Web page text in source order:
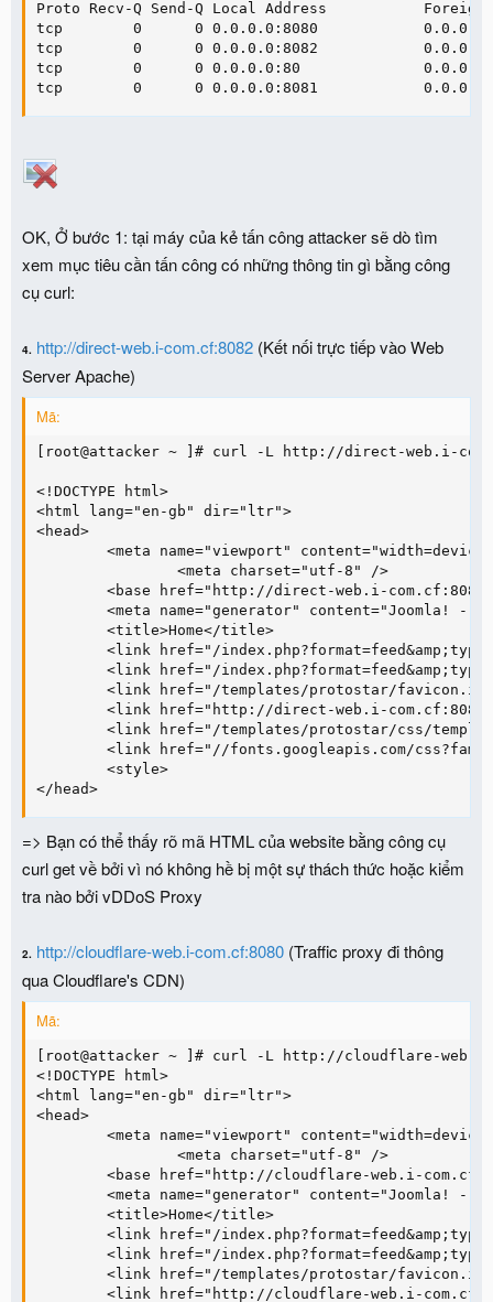
Proto Recv-Q Send-Q Local Address
tcp        0      0 0.0.0.0:8080
tcp        0      0 0.0.0.0:8082
tcp        0      0 0.0.0.0:80              0.0.0.0:*
tcp        0      0 0.0.0.0:8081
OK, Ở bước 1: tại máy của kẻ tấn công attacker sẽ dò tìm
xem mục tiêu cần tấn công có những thông tin gì bằng công
cụ curl:
4. http://direct-web.i-com.cf:8082 (Kết nối trực tiếp vào Web
Server Apache)
Mã:
[root@attacker ~ ]# curl -L http://direct-web.i-
<!DOCTYPE html>
<html lang="en-gb" dir="ltr">
<head>
<meta name="viewport"
                <meta charset="utf-8" />
<base href="http://direct-web.i-
<meta name="generator" content="Joomla! -
        <title>Home</title>
<link href="/
<link href="/
<link href="/templates/protostar/
<link href="http://direct-web.i-
<link href="/templates/protostar/css/
<link href="//fonts.googleapis.com/
        <style>
</head>
=> Bạn có thể thấy rõ mã HTML của website bằng công cụ
curl get về bởi vì nó không hề bị một sự thách thức hoặc kiểm
tra nào bởi vDDoS Proxy
2. http://cloudflare-web.i-com.cf:8080 (Traffic proxy đi thông
qua Cloudflare's CDN)
Mã:
[root@attacker ~ ]# curl -L http://cloudflare-web.i-
<!DOCTYPE html>
<html lang="en-gb" dir="ltr">
<head>
<meta name="viewport"
                <meta charset="utf-8" />
<base href="http://cloudflare-web.i-
<meta name="generator" content="Joomla! -
        <title>Home</title>
<link href="/
<link href="/
<link href="/templates/protostar/
<link href="http://cloudflare-web.i-